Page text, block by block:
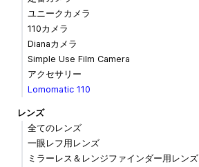
ユニークカメラ
110カメラ
Dianaカメラ
Simple Use Film Camera
アクセサリー
Lomomatic 110
レンズ
全てのレンズ
一眼レフ用レンズ
ミラーレス＆レンジファインダー用レンズ